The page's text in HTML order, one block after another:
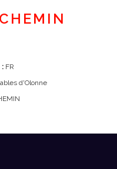
FR
d'Olonne